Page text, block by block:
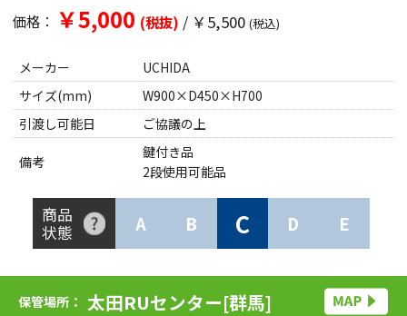
価格： ￥5,000 (税抜) / ￥5,500 (税込)
メーカー
UCHIDA
サイズ(mm)
W900×D450×H700
引渡し可能日
ご協議の上
備考
鍵付き品
2段使用可能品
商品
状態
A B C D E
保管場所： 太田RUセンター[群馬]